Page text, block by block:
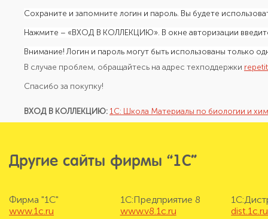
Сохраните и запомните логин и пароль. Вы будете
Нажмите – «ВХОД В КОЛЛЕКЦИЮ». В окне авторизации
Внимание! Логин и пароль могут быть использованы только
В случае проблем, обращайтесь на адрес техподдержки
Спасибо за покупку!
ВХОД В КОЛЛЕКЦИЮ: 1С: Школа Материалы по биологии и
Другие сайты фирмы “1С”
Фирма "1С"
www.1c.ru
1С:Предприятие 8
www.v8.1c.ru
dist.1c.ru